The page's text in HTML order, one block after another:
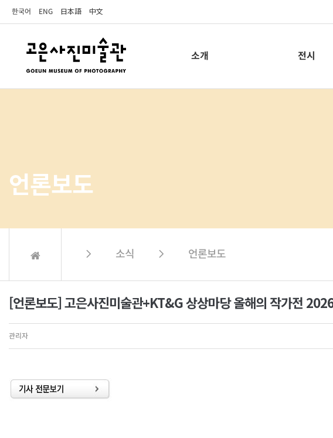
한국어 ENG 日本語 中文
소개 전시
언론보도
 소식  언론보도
[언론보도] 고은사진미술관+KT&G 상상마당 올해의 작가전
관리자